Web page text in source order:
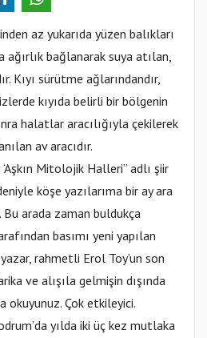
az yukarıda yüzen balıkları
ağırlık bağlanarak suya atılan,
Kıyı sürütme ağlarındandır,
kıyıda belirli bir bölgenin
halatlar aracılığıyla çekilerek
av aracıdır.
Mitolojik Halleri’’ adlı şiir
köşe yazılarıma bir ay ara
arada zaman buldukça
basımı yeni yapılan
rahmetli Erol Toy’un son
ve alışıla gelmişin dışında
okuyunuz. Çok etkileyici.
yılda iki üç kez mutlaka